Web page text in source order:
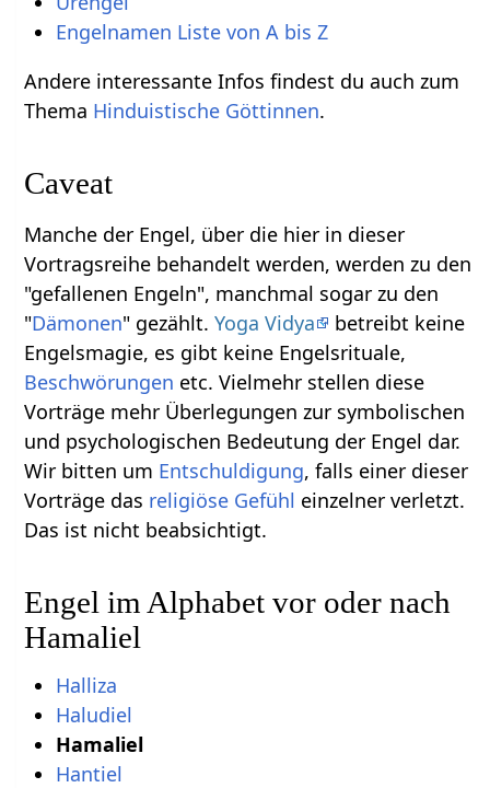
Engelnamen Liste von A bis Z
Andere interessante Infos findest du auch zum
Thema Hinduistische Göttinnen.
Caveat
Manche der Engel, über die hier in dieser
Vortragsreihe behandelt werden, werden zu den
"gefallenen Engeln", manchmal sogar zu den
"Dämonen" gezählt.Yoga Vidya
betreibt keine
Engelsmagie, es gibt keine Engelsrituale,
Beschwörungen etc. Vielmehr stellen diese
Vorträge mehr Überlegungen zur symbolischen
und psychologischen Bedeutung der Engel dar.
Wir bitten um Entschuldigung, falls einer dieser
Vorträge das religiöse Gefühl einzelner verletzt.
Das ist nicht beabsichtigt.
Engel im Alphabet vor oder nach
Hamaliel
Halliza
Haludiel
Hamaliel
Hantiel